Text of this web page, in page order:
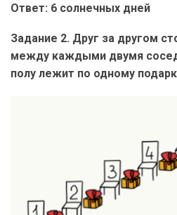
Ответ: 6 солнечных дней
Задание 2. Друг за другом
между каждыми двумя
полу лежит по одному